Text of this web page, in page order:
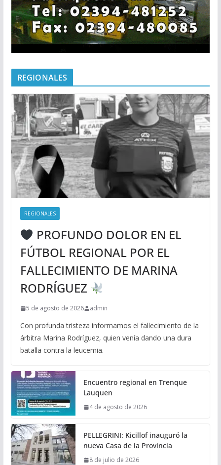
REGIONALES
REGIONALES
PROFUNDO DOLOR EN EL
FÚTBOL REGIONAL POR EL
FALLECIMIENTO DE MARINA
RODRÍGUEZ
5 de agosto de 2026 admin
Con profunda tristeza informamos el fallecimiento de la
árbitra Marina Rodríguez, quien venía dando una dura
batalla contra la leucemia.
Encuentro regional en Trenque
Lauquen
4 de agosto de 2026
PELLEGRINI: Kicillof inauguró la
nueva Casa de la Provincia
8 de julio de 2026